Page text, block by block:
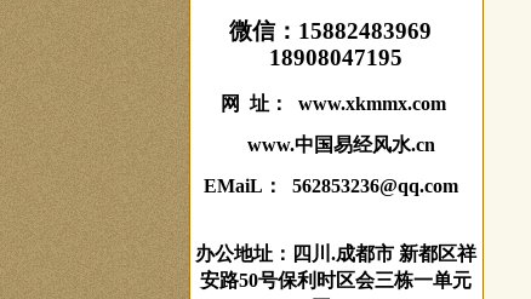
微信： 15882483969
18908047195
网 址： www.xkmmx.com
www.中国易经风水.cn
EMaiL： 562853236@qq.com
办公地址：四川.成都市 新都区祥
安路50号保利时区会三栋一单元